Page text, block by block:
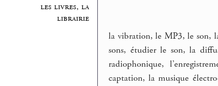
les livres, la
librairie
la vibration, le MP3, le son,
sons, étudier le son, la
radiophonique,
captation, la musique